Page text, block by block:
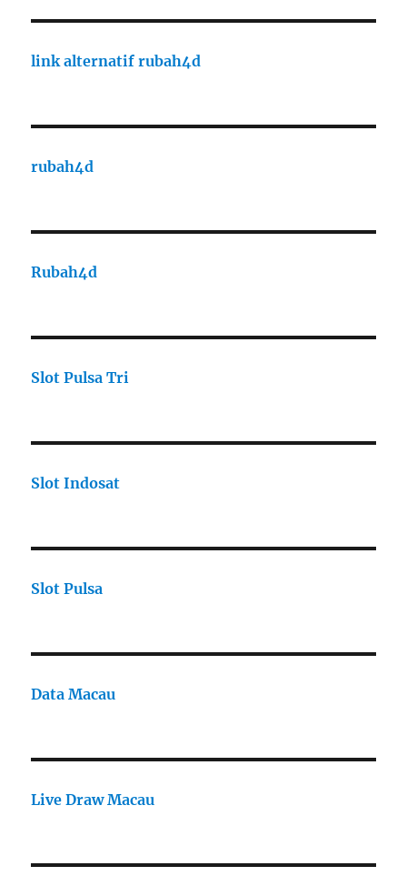
link alternatif rubah4d
rubah4d
Rubah4d
Slot Pulsa Tri
Slot Indosat
Slot Pulsa
Data Macau
Live Draw Macau